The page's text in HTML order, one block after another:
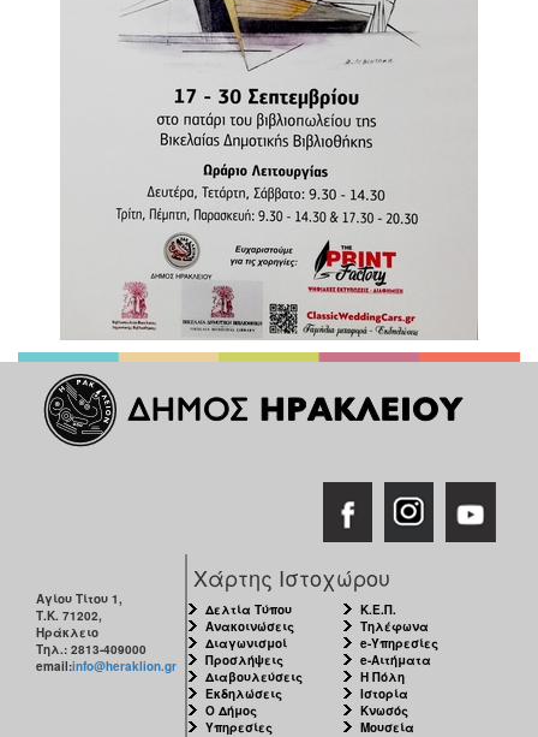
Αγίου Τίτου 1,
Τ.Κ. 71202,
Ηράκλειο
Τηλ.: 2813-409000
email:info@heraklion.gr
Χάρτης Ιστοχώρου
Δελτία Τύπου
Ανακοινώσεις
Διαγωνισμοί
Προσλήψεις
Διαβουλεύσεις
Εκδηλώσεις
Ο Δήμος
Υπηρεσίες
Κ.Ε.Π.
Τηλέφωνα
e-Υπηρεσίες
e-Αιτήματα
Η Πόλη
Ιστορία
Κνωσός
Μουσεία